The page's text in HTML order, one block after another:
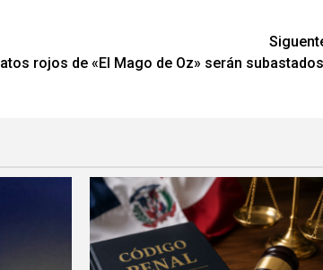
rojos de «El Mago de Oz» serán